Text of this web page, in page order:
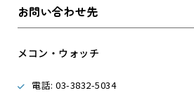
お問い合わせ先
メコン・ウォッチ
電話: 03-3832-5034